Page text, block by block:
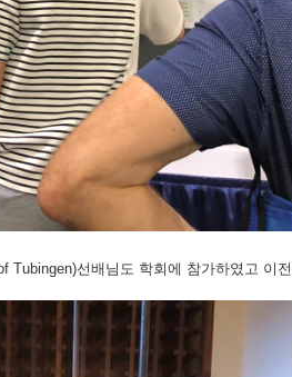
선배님도 학회에 참가하였고 이